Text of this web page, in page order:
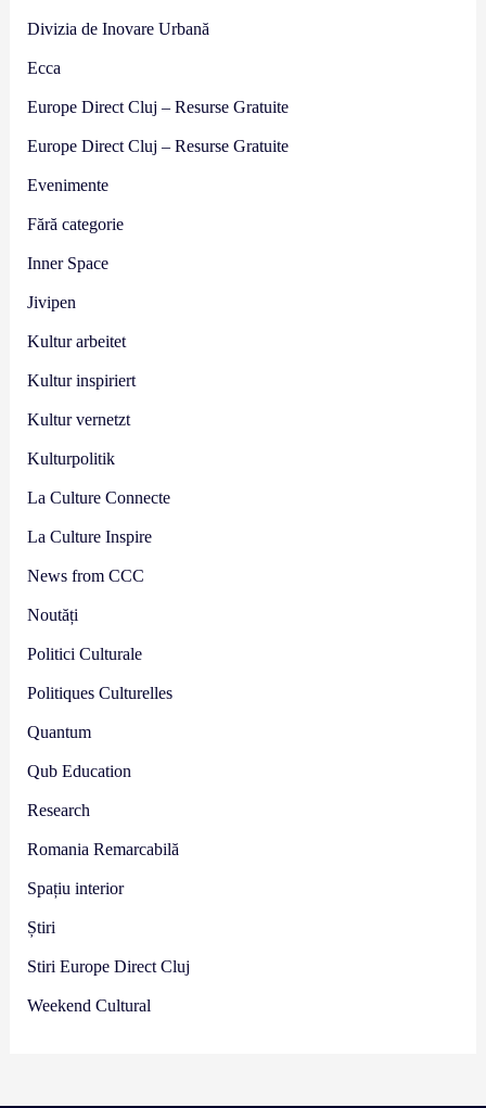
Divizia de Inovare Urbană
Ecca
Europe Direct Cluj – Resurse Gratuite
Europe Direct Cluj – Resurse Gratuite
Evenimente
Fără categorie
Inner Space
Jivipen
Kultur arbeitet
Kultur inspiriert
Kultur vernetzt
Kulturpolitik
La Culture Connecte
La Culture Inspire
News from CCC
Noutăți
Politici Culturale
Politiques Culturelles
Quantum
Qub Education
Research
Romania Remarcabilă
Spațiu interior
Știri
Stiri Europe Direct Cluj
Weekend Cultural